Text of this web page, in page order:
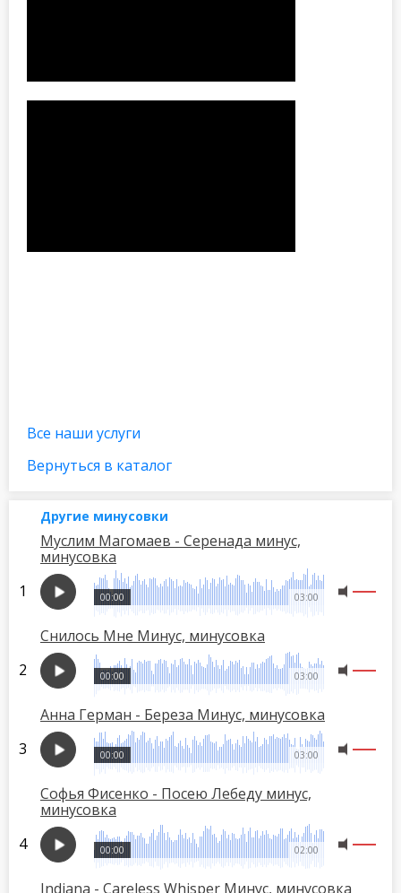
Все наши услуги
Вернуться в каталог
Другие минусовки
Муслим Магомаев - Серенада минус,
минусовка
03:00
00:00
Снилось Мне Минус, минусовка
03:00
00:00
Анна Герман - Береза Минус, минусовка
03:00
00:00
Софья Фисенко - Посею Лебеду минус,
минусовка
02:00
00:00
Indiana - Careless Whisper Минус, минусовка